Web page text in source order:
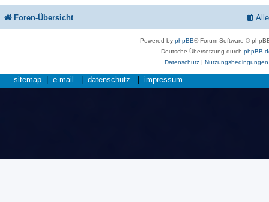
Foren-Übersicht
Powered byphpBB® Forum Software ©
Deutsche Übersetzung durch
Datenschutz| Nutzungsbedingungen
sitemap | e-mail | datenschutz | impressum